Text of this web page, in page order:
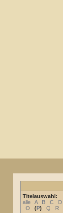
Titelauswahl:
alle
A B C D
O
(P) Q R